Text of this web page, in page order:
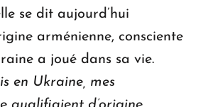
se dit aujourd’hui
arménienne, consciente
a joué dans sa vie.
en Ukraine, mes